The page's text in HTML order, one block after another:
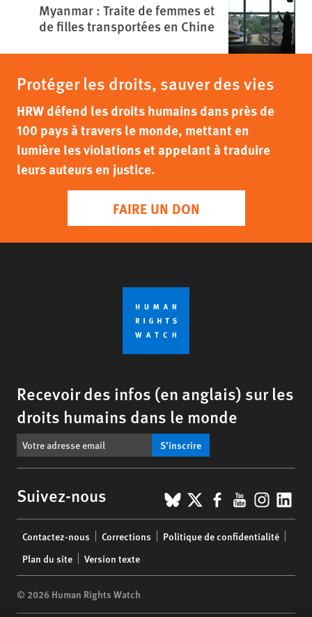
Myanmar : Traite de femmes et
de filles transportées en Chine
Protéger les droits, sauver des vies
HRW défend les droits humains dans près de
100 pays à travers le monde, mettant en
lumière les violations et appelant à traduire
leurs auteurs en justice.
FAIRE UN DON
Recevoir des infos (en anglais) sur les
droits humains dans le monde
S’inscrire
Suivez-nous BlueSky
X Facebook
YouTube
menu
Contactez-nous Corrections
Politique de confidentialité
Plan du site
Version texte
© 2026 Human Rights Watch